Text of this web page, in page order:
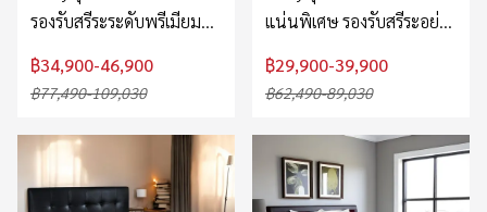
รองรับสรีระระดับพรีเมียม
หนานุ่ม สบาย รองรับแนว
กระดูก
฿34,900-46,900
฿77,490-109,030
แน่นพิเศษ รองรับสรีระอย่าง
มั่นคง
฿29,900-39,900
฿62,490-89,030